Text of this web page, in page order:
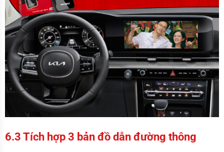
6.3 Tích hợp 3 bản đồ dẫn đường thông